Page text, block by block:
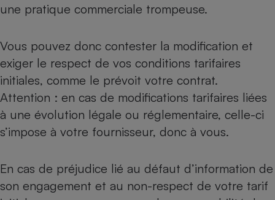
une pratique commerciale trompeuse.
Vous pouvez donc contester la modification et
exiger le respect de vos conditions tarifaires
initiales, comme le prévoit votre contrat.
Attention : en cas de modifications tarifaires liées
à une évolution légale ou réglementaire, celle-ci
s’impose à votre fournisseur, donc à vous.
En cas de préjudice lié au défaut d’information de
son engagement et au non-respect de votre tarif